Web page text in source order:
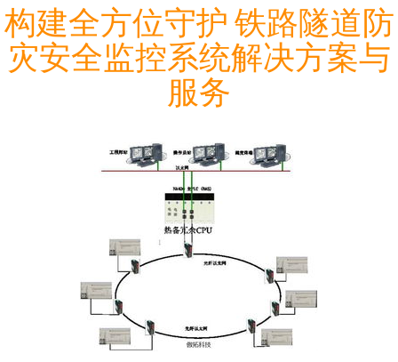
构建全方位守护 铁路隧道防
灾安全监控系统解决方案与
服务